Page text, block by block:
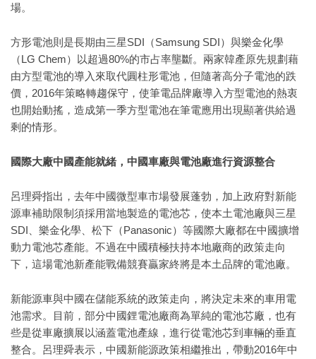
場。
方形電池則是長期由三星SDI（Samsung SDI）與樂金化學
（LG Chem）以超過80%的市占率壟斷。兩家韓產原先規劃藉
由方型電池的導入來取代圓柱形電池，但隨著高分子電池的跌
價，2016年策略轉趨保守，使筆電品牌廠導入方型電池的熱衷
也開始動搖，造成第一季方型電池在筆電應用出現顯著供給過
剩的情形。
國際大廠中國產能就緒，中國車廠與電池廠進行資源整合
呂理舜指出，去年中國微型車市場發展蓬勃，加上政府對新能
源車補助限制須採用當地製造的電池芯，使本土電池廠與三星
SDI、樂金化學、松下（Panasonic）等國際大廠都在中國擴增
動力電池芯產能。不過在中國積極扶持本地廠商的政策走向
下，這場電池新產能戰備競賽贏家終將是本土品牌的電池廠。
新能源車與中國在儲能系統的政策走向，將決定未來的車用電
池需求。目前，部分中國鋰電池廠商為單純的電池芯廠，也有
些是從車廠擴展以涵蓋電池產線，進行從電池芯到車輛的垂直
整合。呂理舜表示，中國新能源政策相繼推出，帶動2016年中